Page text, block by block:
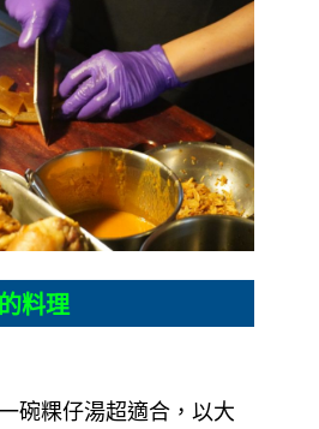
料理
碗粿仔湯超適合，以大